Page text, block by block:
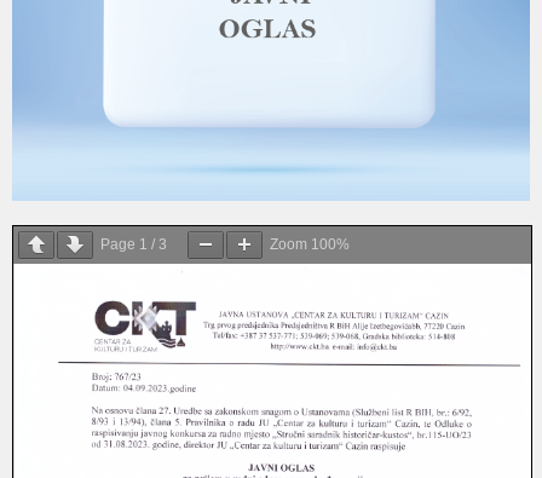
Page 1 / 3 Zoom 100%